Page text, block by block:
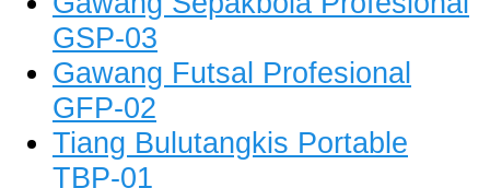
GSP-03
Gawang Futsal Profesional
GFP-02
Tiang Bulutangkis Portable
TBP-01